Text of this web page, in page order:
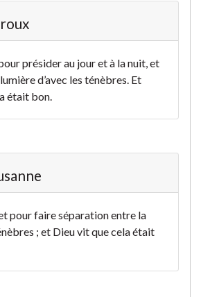
présider au jour et à la nuit, et
d’avec les ténèbres. Et
était bon.
pour faire séparation entre la
; et Dieu vit que cela était